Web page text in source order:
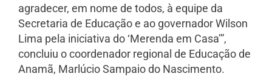
agradecer, em nome de todos, à equipe da
Secretaria de Educação e ao governador Wilson
Lima pela iniciativa do ‘Merenda em Casa’”,
concluiu o coordenador regional de Educação de
Anamã, Marlúcio Sampaio do Nascimento.